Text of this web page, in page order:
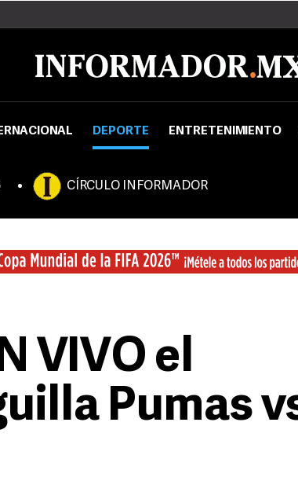
DEPORTE ENTRETENIMIENTO
CÍRCULO INFORMADOR
VIVO el
Pumas